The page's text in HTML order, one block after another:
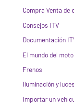
Compra Venta de
Consejos ITV
Documentación
El mundo del
Frenos
Iluminación y luces
Importar un